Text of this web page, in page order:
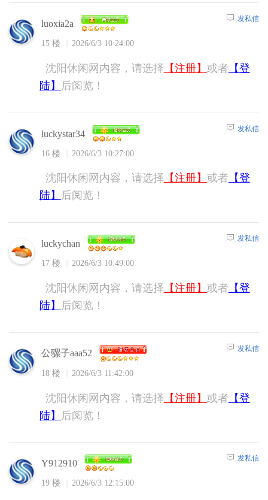
luoxia2a
15 楼 2026/6/3 10:24:00
发私信
沈阳休闲网内容，请选择 【注册】 或者 【登
陆】
后阅览！
luckystar34
16 楼 2026/6/3 10:27:00
发私信
沈阳休闲网内容，请选择 【注册】 或者 【登
陆】
后阅览！
luckychan
17 楼 2026/6/3 10:49:00
发私信
沈阳休闲网内容，请选择 【注册】 或者 【登
陆】
后阅览！
公骡子aaa52
18 楼 2026/6/3 11:42:00
发私信
沈阳休闲网内容，请选择 【注册】 或者 【登
陆】
后阅览！
Y912910
19 楼 2026/6/3 12:15:00
发私信